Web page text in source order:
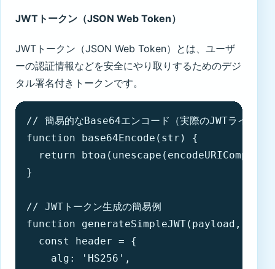
JWTトークン（JSON Web Token）
JWTトークン（JSON Web Token）とは、ユーザ
ーの認証情報などを安全にやり取りするためのデジ
タル署名付きトークンです。
// 簡易的なBase64エンコード（実際のJWTライブラ
function base64Encode(str) {
return
}
// JWTトークン生成の簡易例
function generateSimpleJWT(payload,
  const header = {
    alg: 'HS256',